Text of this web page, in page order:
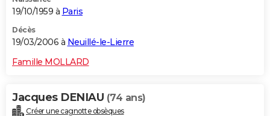
19/10/1959 à Paris
Décès
19/03/2006 à Neuillé-le-Lierre
Famille MOLLARD
Jacques DENIAU (74 ans)
Créer une cagnotte obsèques